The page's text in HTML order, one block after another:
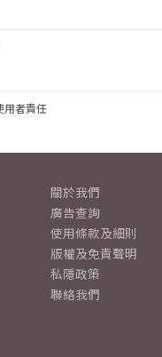
用者責任
關於我們
廣告查詢
使用條款及細則
版權及免責聲明
私隱政策
聯絡我們